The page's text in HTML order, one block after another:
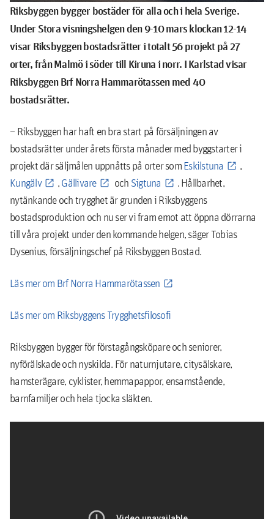
Riksbyggen bygger bostäder för alla och i hela Sverige.
Under Stora visningshelgen den 9-10 mars klockan 12-14
visar Riksbyggen bostadsrätter i totalt 56 projekt på 27
orter, från Malmö i söder till Kiruna i norr. I Karlstad visar
Riksbyggen Brf Norra Hammarötassen med 40
bostadsrätter.
– Riksbyggen har haft en bra start på försäljningen av
bostadsrätter under årets första månader med byggstarter i
projekt där säljmålen uppnåtts på orter somEskilstuna
,
Kungälv
,Gällivare ochSigtuna
. Hållbarhet,
nytänkande och trygghet är grunden i Riksbyggens
bostadsproduktion och nu ser vi fram emot att öppna dörrarna
till våra projekt under den kommande helgen, säger Tobias
Dysenius, försäljningschef på Riksbyggen Bostad.
Läs mer om Brf Norra Hammarötassen
Läs mer om Riksbyggens Trygghetsfilosofi
Riksbyggen bygger för förstagångsköpare och seniorer,
nyförälskade och nyskilda. För naturnjutare, citysälskare,
hamsterägare, cyklister, hemmapappor, ensamstående,
barnfamiljer och hela tjocka släkten.